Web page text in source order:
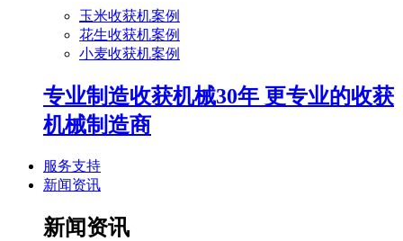
玉米收获机案例
花生收获机案例
小麦收获机案例
专业制造收获机械30年 更专业的收获
机械制造商
服务支持
新闻资讯
新闻资讯